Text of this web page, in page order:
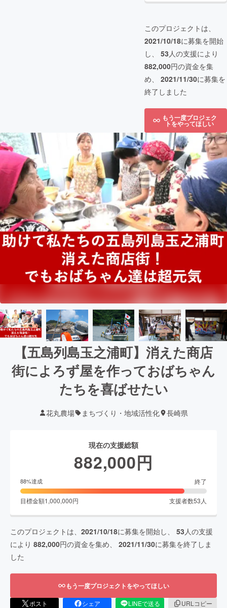
このプロジェクトは、
2021/10/18に募集を開始
し、 53人の支援により
882,000円の資金を集
め、 2021/11/30に募集を
終了しました
もう一度プロジェク
トをやってほしい
【五島列島玉之浦町】消えた商店
街によろず屋を作っておばちゃん
たちを喜ばせたい
花丸農場 まちづくり・地域活性化 長崎県
現在の支援総額
882,000円
88%達成 終了
目標金額1,000,000円 支援者数53 人
このプロジェクトは、 2021/10/18に募集を開始し、 53 人の支援
により 882,000円の資金を集め、 2021/11/30に募集を終了しま
した
もう一度プロジェクトをやってほしい
ポスト シェア LINEで送る
URLコピー